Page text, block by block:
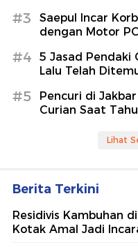
#3
Saepul Incar
dengan Motor
#4
5 Jasad Pendaki
Lalu Telah
#5
Pencuri di
Curian Saat
Lihat
Berita Terkini
Residivis Kambuhan
Kotak Amal Jadi